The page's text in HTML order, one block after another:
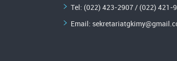
Tel: (022) 423-2907 / (022) 421-
Email: